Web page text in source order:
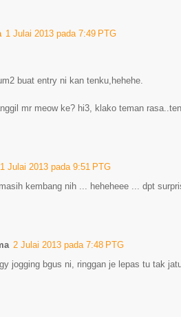
1 Julai 2013 pada 7:49 PTG
buat entry ni kan tenku,hehehe.
mr meow ke? hi3, klako teman
1 Julai 2013 pada 9:51 PTG
kembang nih ... heheheee ... dpt
2 Julai 2013 pada 7:48 PTG
jogging bgus ni, ringgan je lepas tu tak